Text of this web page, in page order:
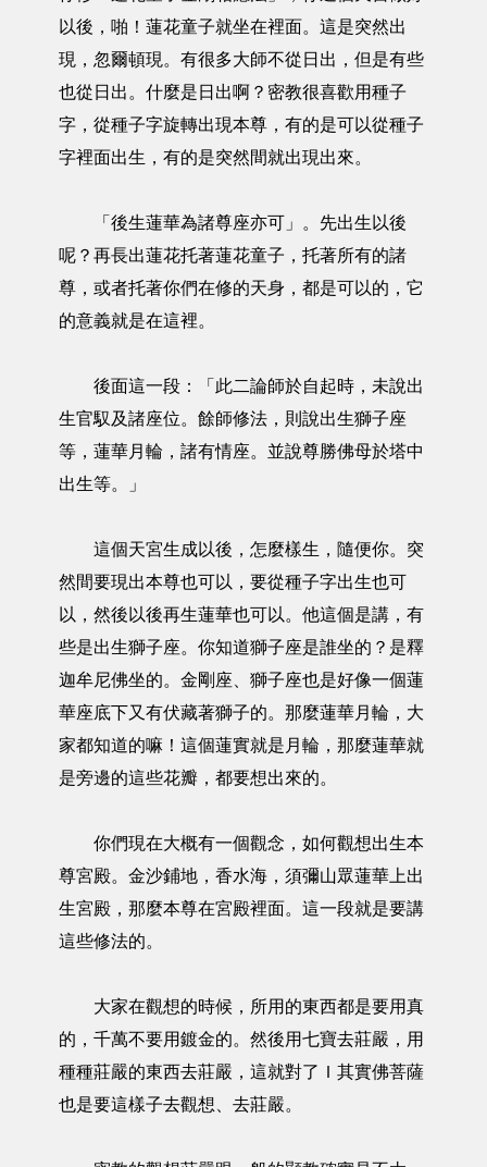
以後，啪！蓮花童子就坐在裡面。這是突然出
現，忽爾頓現。有很多大師不從日出，但是有些
也從日出。什麼是日出啊？密教很喜歡用種子
字，從種子字旋轉出現本尊，有的是可以從種子
字裡面出生，有的是突然間就出現出來。
「後生蓮華為諸尊座亦可」。先出生以後
呢？再長出蓮花托著蓮花童子，托著所有的諸
尊，或者托著你們在修的天身，都是可以的，它
的意義就是在這裡。
後面這一段：「此二論師於自起時，未說出
生官馭及諸座位。餘師修法，則說出生獅子座
等，蓮華月輪，諸有情座。並說尊勝佛母於塔中
出生等。」
這個天宮生成以後，怎麼樣生，隨便你。突
然間要現出本尊也可以，要從種子字出生也可
以，然後以後再生蓮華也可以。他這個是講，有
些是出生獅子座。你知道獅子座是誰坐的？是釋
迦牟尼佛坐的。金剛座、獅子座也是好像一個蓮
華座底下又有伏藏著獅子的。那麼蓮華月輪，大
家都知道的嘛！這個蓮實就是月輪，那麼蓮華就
是旁邊的這些花瓣，都要想出來的。
你們現在大概有一個觀念，如何觀想出生本
尊宮殿。金沙鋪地，香水海，須彌山眾蓮華上出
生宮殿，那麼本尊在宮殿裡面。這一段就是要講
這些修法的。
大家在觀想的時候，所用的東西都是要用真
的，千萬不要用鍍金的。然後用七寶去莊嚴，用
種種莊嚴的東西去莊嚴，這就對了Ｉ其實佛菩薩
也是要這樣子去觀想、去莊嚴。